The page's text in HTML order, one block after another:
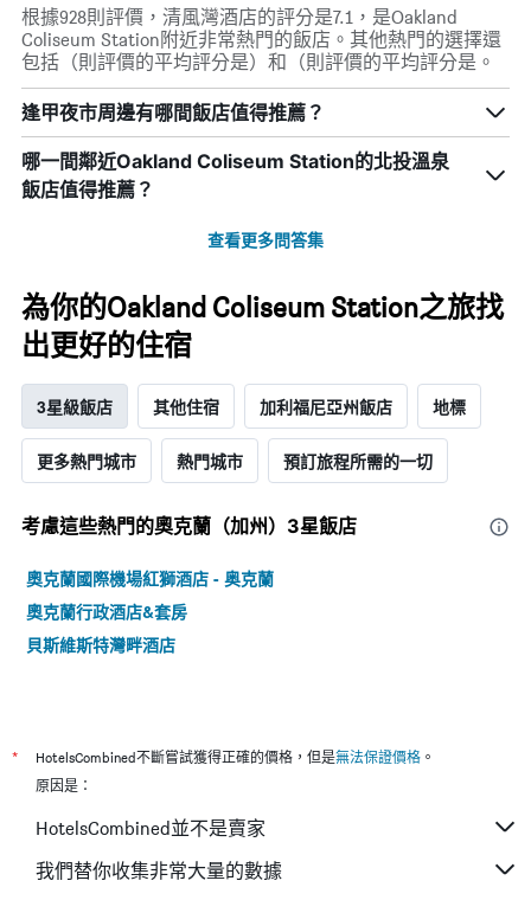
根據928則評價，清風灣酒店的評分是7.1，是Oakland
Coliseum Station附近非常熱門的飯店。其他熱門的選擇還
包括（則評價的平均評分是）和（則評價的平均評分是。
逢甲夜市周邊有哪間飯店值得推薦？
哪一間鄰近Oakland Coliseum Station的北投溫泉
飯店值得推薦？
查看更多問答集
為你的Oakland Coliseum Station之旅找
出更好的住宿
3星級飯店 其他住宿 加利福尼亞州飯店 地標
更多熱門城市 熱門城市 預訂旅程所需的一切
考慮這些熱門的奧克蘭（加州）3星​飯店
奧克蘭國際機場紅獅酒店 - 奥克蘭
奧克蘭行政酒店&套房
貝斯維斯特灣畔酒店
* HotelsCombined不斷嘗試獲得正確的價格，但是無法保證價格 。
原因是：
HotelsCombined並不是賣家
我們替你收集非常大量的數據